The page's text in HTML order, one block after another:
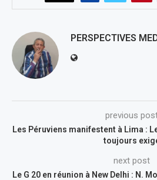
PERSPECTIVES
previous
Les Péruviens manifestent à Lima :
toujours
next post
Le G 20 en réunion à New Delhi : N.